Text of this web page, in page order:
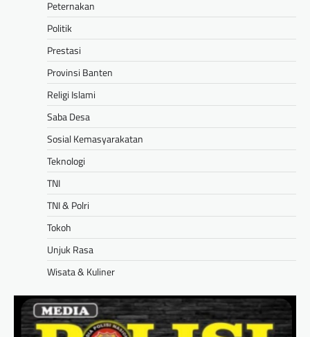
Peternakan
Politik
Prestasi
Provinsi Banten
Religi Islami
Saba Desa
Sosial Kemasyarakatan
Teknologi
TNI
TNI & Polri
Tokoh
Unjuk Rasa
Wisata & Kuliner